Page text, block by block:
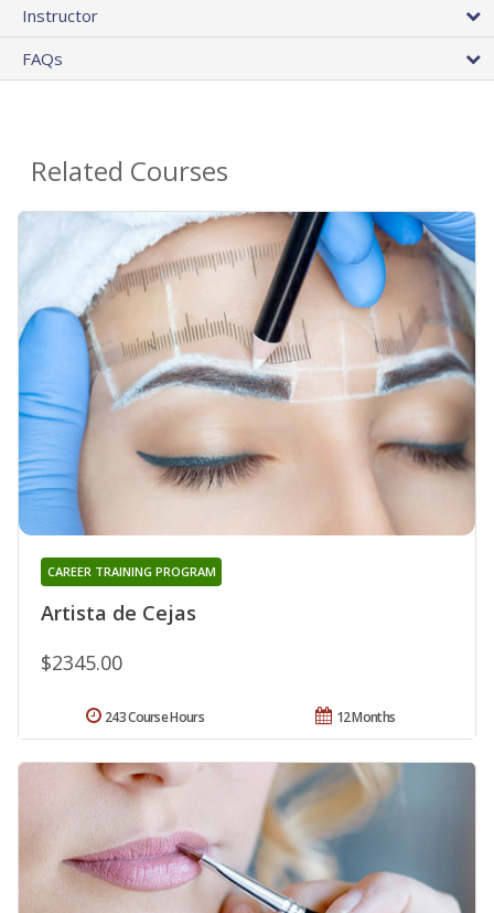
Instructor
FAQs
Related Courses
Artista de Cejas
CAREER TRAINING PROGRAM
$2345.00
12 Months
243 Course Hours